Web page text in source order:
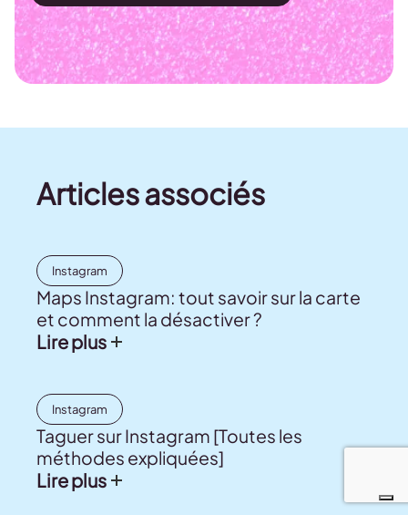
Articles associés
Instagram
Maps Instagram: tout savoir sur la carte
et comment la désactiver ?
Lire plus
Instagram
Taguer sur Instagram [Toutes les
méthodes expliquées]
Lire plus